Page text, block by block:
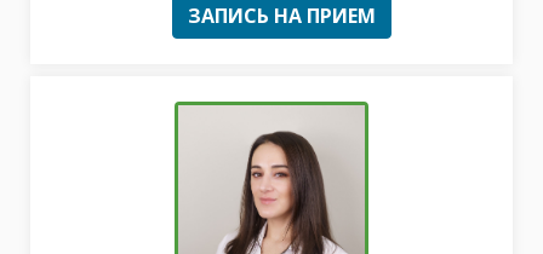
ЗАПИСЬ НА ПРИЕМ